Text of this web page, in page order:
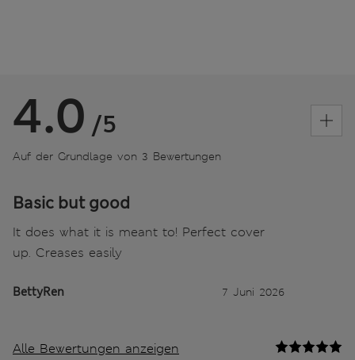
4.0 /5
Auf der Grundlage von 3 Bewertungen
Basic but good
It does what it is meant to! Perfect cover
up. Creases easily
BettyRen 7 Juni 2026
Alle Bewertungen anzeigen